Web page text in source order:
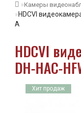
Камеры
HDCVI
A
HDCVI
DH-HAC-
Хит продаж